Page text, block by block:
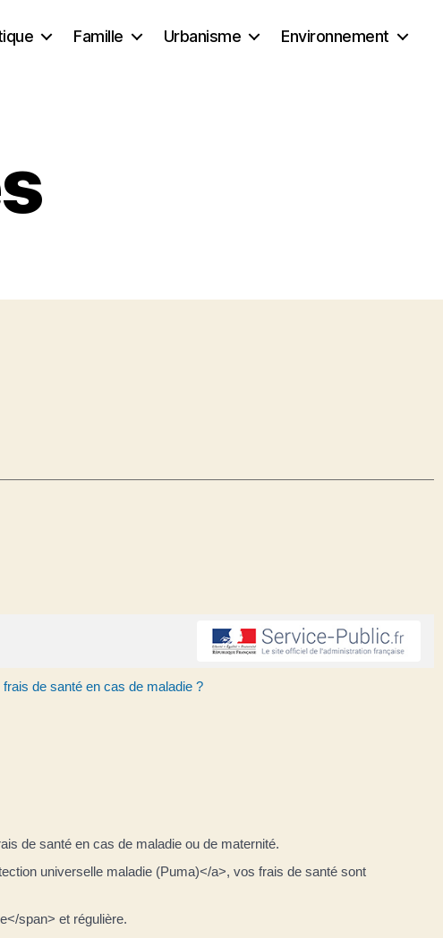
Famille Urbanisme Environnement
de santé en cas de maladie ?
de santé en cas de maladie ou de maternité.
universelle maladie (Puma)</a>, vos frais de santé sont
span> et régulière.